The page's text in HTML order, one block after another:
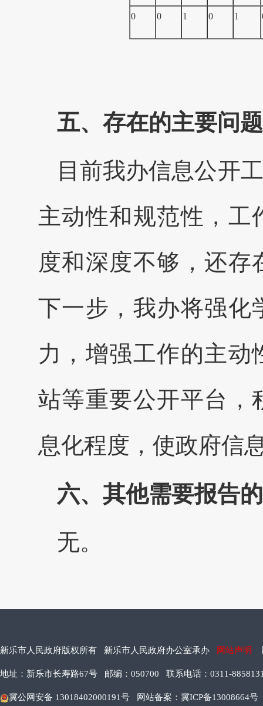
0 0 1 0 1
五、存在的主要问
目前我办信息公开
主动性和规范性，工
度和深度不够，还存
下一步，我办将强化
力，增强工作的主动
站等重要公开平台，
息化程度，使政府信
六、其他需要报告
无。